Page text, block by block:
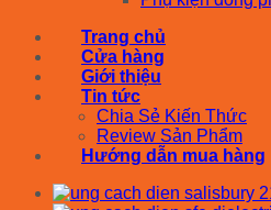
Trang chủ
Cửa hàng
Giới thiệu
Tin tức
Chia Sẻ Kiến Thức
Review Sản Phẩm
Hướng dẫn mua hàng